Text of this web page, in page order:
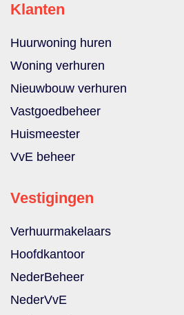
Klanten
Huurwoning huren
Woning verhuren
Nieuwbouw verhuren
Vastgoedbeheer
Huismeester
VvE beheer
Vestigingen
Verhuurmakelaars
Hoofdkantoor
NederBeheer
NederVvE